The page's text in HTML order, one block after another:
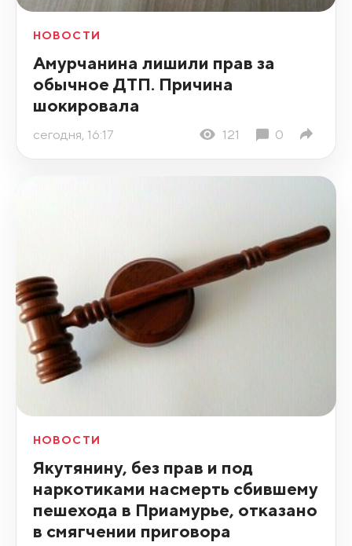
НОВОСТИ
Амурчанина лишили прав за
обычное ДТП. Причина
шокировала
сегодня, 16:17 121 0
НОВОСТИ
Якутянину, без прав и под
наркотиками насмерть сбившему
пешехода в Приамурье, отказано
в смягчении приговора